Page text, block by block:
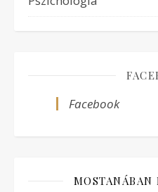
Facebook
MOSTANÁBAN